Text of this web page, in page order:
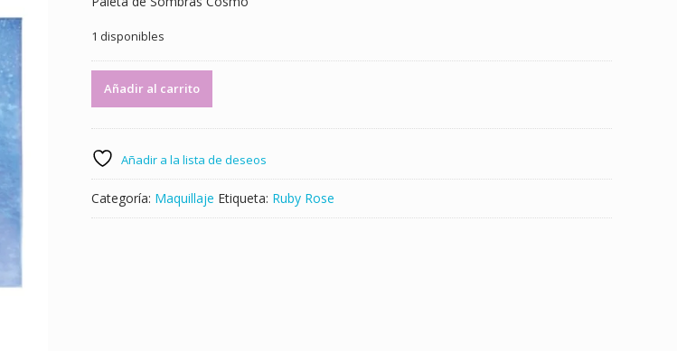
1 disponibles
de
-
ID:
14683
cantidad
Añadir al carrito
Añadir a la lista de deseos
Categoría: Maquillaje Etiqueta: Ruby Rose